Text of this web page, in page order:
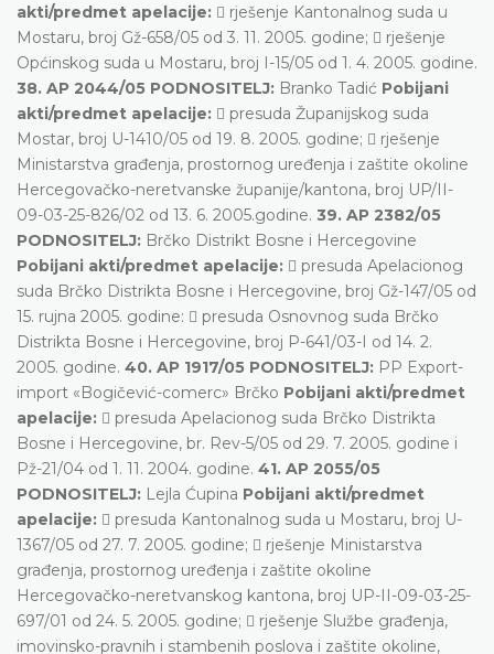
akti/predmet apelacije:  rješenje Kantonalnog suda u
Mostaru, broj Gž-658/05 od 3. 11. 2005. godine;  rješenje
Općinskog suda u Mostaru, broj I-15/05 od 1. 4. 2005. godine.
38. AP 2044/05 PODNOSITELJ: Branko Tadić Pobijani
akti/predmet apelacije:  presuda Županijskog suda
Mostar, broj U-1410/05 od 19. 8. 2005. godine;  rješenje
Ministarstva građenja, prostornog uređenja i zaštite okoline
Hercegovačko-neretvanske županije/kantona, broj UP/II-
09-03-25-826/02 od 13. 6. 2005.godine. 39. AP 2382/05
PODNOSITELJ: Brčko Distrikt Bosne i Hercegovine
Pobijani akti/predmet apelacije:  presuda Apelacionog
suda Brčko Distrikta Bosne i Hercegovine, broj Gž-147/05 od
15. rujna 2005. godine:  presuda Osnovnog suda Brčko
Distrikta Bosne i Hercegovine, broj P-641/03-I od 14. 2.
2005. godine. 40. AP 1917/05 PODNOSITELJ: PP Export-
import «Bogičević-comerc» Brčko Pobijani akti/predmet
apelacije:  presuda Apelacionog suda Brčko Distrikta
Bosne i Hercegovine, br. Rev-5/05 od 29. 7. 2005. godine i
Pž-21/04 od 1. 11. 2004. godine. 41. AP 2055/05
PODNOSITELJ: Lejla Ćupina Pobijani akti/predmet
apelacije:  presuda Kantonalnog suda u Mostaru, broj U-
1367/05 od 27. 7. 2005. godine;  rješenje Ministarstva
građenja, prostornog uređenja i zaštite okoline
Hercegovačko-neretvanskog kantona, broj UP-II-09-03-25-
697/01 od 24. 5. 2005. godine;  rješenje Službe građenja,
imovinsko-pravnih i stambenih poslova i zaštite okoline,